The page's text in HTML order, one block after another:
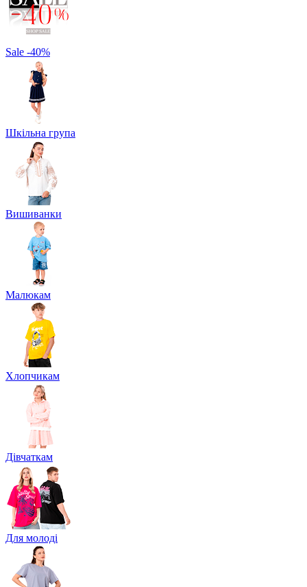
Sale -40%
Шкільна група
Вишиванки
Малюкам
Хлопчикам
Дівчаткам
Для молоді